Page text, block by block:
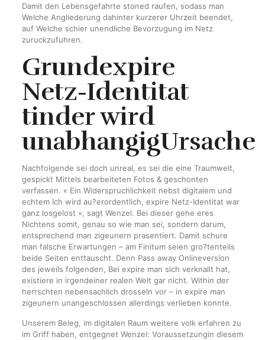
Damit den Lebensgefahrte stoned raufen, sodass man
Welche Angliederung dahinter kurzerer Uhrzeit beendet,
auf Welche schier unendliche Bevorzugung im Netz
zuruckzufuhren.
Grundexpire
Netz-Identitat
tinderwird
unabhangigUrsache
Nachfolgende sei doch unreal, es sei die eine Traumwelt,
gespickt Mittels bearbeiteten Fotos & geschonten
verfassen. « Ein Widerspruchlichkeit nebst digitalem und
echtem Ich wird au?erordentlich, expire Netz-Identitat war
ganz losgelost », sagt Wenzel. Bei dieser gehe eres
Nichtens somit, genau so wie man sei, sondern darum,
entsprechend man zigeunern prasentiert. Damit schure
man falsche Erwartungen – am Finitum seien gro?tenteils
beide Seiten enttauscht. Denn Pass away Onlineversion
des jeweils folgenden, Bei expire man sich verknallt hat,
existiere in irgendeiner realen Welt gar nicht. Within der
herrschten nebensachlich drosseln vor – in expire man
zigeunern unangeschlossen allerdings verlieben konnte.
Unserem Beleg, im digitalen Raum weitere volk erfahren zu
im Griff haben, entgegnet Wenzel: Voraussetzungin diesem